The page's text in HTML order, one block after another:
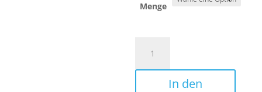
Menge
Wasserfilter
Verbinder
KupplungIn den